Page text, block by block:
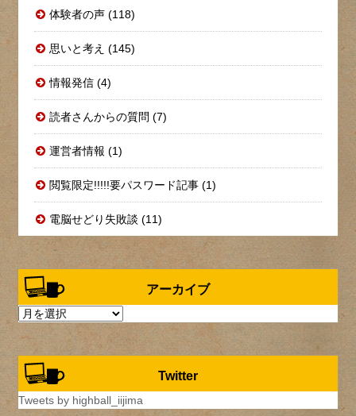
体験者の声 (118)
思いと考え (145)
情報発信 (4)
読者さんからの質問 (7)
運営者情報 (1)
閲覧限定!!!!!要パスワード記事 (1)
電脳せどり失敗談 (11)
アーカイブ
ア
イ
ブ
Twitter
Tweets by highball_iijima